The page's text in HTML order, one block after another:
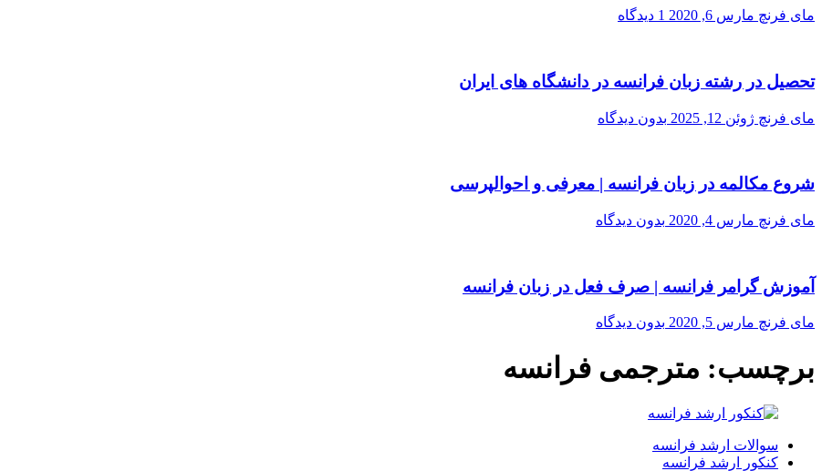
مای فرنچ مارس 6, 2020 1 دیدگاه
تحصیل در رشته زبان فرانسه در دانشگاه های ایران
مای فرنچ ژوئن 12, 2025 بدون دیدگاه
شروع مکالمه در زبان فرانسه | معرفی و احوالپرسی
مای فرنچ مارس 4, 2020 بدون دیدگاه
آموزش گرامر فرانسه | صرف فعل در زبان فرانسه
مای فرنچ مارس 5, 2020 بدون دیدگاه
برچسب: مترجمی فرانسه
سوالات ارشد فرانسه
کنکور ارشد فرانسه